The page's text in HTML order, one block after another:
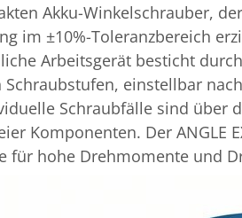
Akku-Winkelschrauber,
im ±10%-Toleranzbereich
Arbeitsgerät besticht
einstellbar
Schraubfälle sind über
Komponenten. Der ANGLE
für hohe Drehmomente und